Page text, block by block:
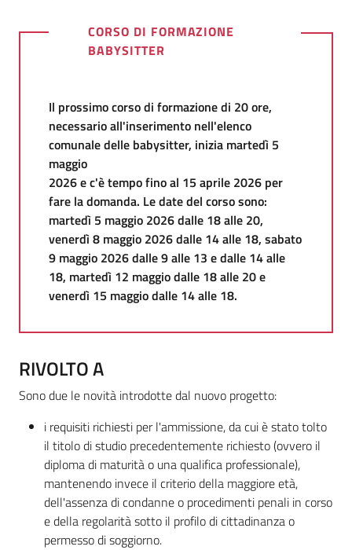
CORSO DI FORMAZIONE
BABYSITTER
Il prossimo corso di formazione di 20 ore,
necessario all'inserimento nell'elenco
comunale delle babysitter, inizia martedì 5
maggio
2026 e c'è tempo fino al 15 aprile 2026 per
fare la domanda. Le date del corso sono:
martedì 5 maggio 2026 dalle 18 alle 20,
venerdì 8 maggio 2026 dalle 14 alle 18, sabato
9 maggio 2026 dalle 9 alle 13 e dalle 14 alle
18, martedì 12 maggio dalle 18 alle 20 e
venerdì 15 maggio dalle 14 alle 18.
RIVOLTO A
Sono due le novità introdotte dal nuovo progetto:
i requisiti richiesti per l'ammissione, da cui è stato tolto
il titolo di studio precedentemente richiesto (ovvero il
diploma di maturità o una qualifica professionale),
mantenendo invece il criterio della maggiore età,
dell'assenza di condanne o procedimenti penali in corso
e della regolarità sotto il profilo di cittadinanza o
permesso di soggiorno.